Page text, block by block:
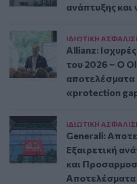
ανάπτυξης
ΙΔΙΩΤΙΚΗ
Allianz:
του 2026 – Ο
αποτελέσματα
«protection
ΙΔΙΩΤΙΚΗ
Generali:
Εξαιρετική
και
Αποτελέσματα